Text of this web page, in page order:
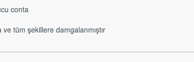
conta
tüm şekillere damgalanmıştır